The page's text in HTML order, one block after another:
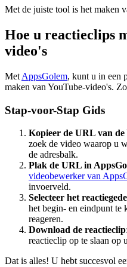
Met de juiste tool is het maken
Hoe u reactieclips
video's
Met AppsGolem, kunt u in een
maken van YouTube-video's.
Stap-voor-Stap Gids
Kopieer de URL van de
zoek de video waarop u
de adresbalk.
Plak de URL in
videobewerker van
invoerveld.
Selecteer het
het begin- en eindpunt
reageren.
Download de reactieclip
reactieclip op te slaan op
Dat is alles! U hebt succesvol